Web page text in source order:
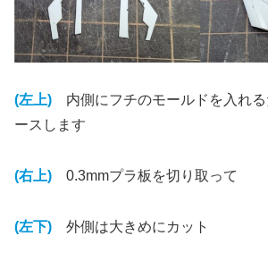
(左上) 内側にフチのモールドを入れる
ースします
(右上) 0.3mmプラ板を切り取って
(左下) 外側は大きめにカット